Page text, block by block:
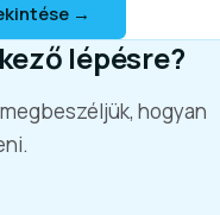
→
lépésre?
hogyan